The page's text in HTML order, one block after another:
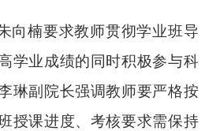
向楠要求教师贯彻学业班导
学业成绩的同时积极参与科
琳副院长强调教师要严格按
授课进度、考核要求需保持